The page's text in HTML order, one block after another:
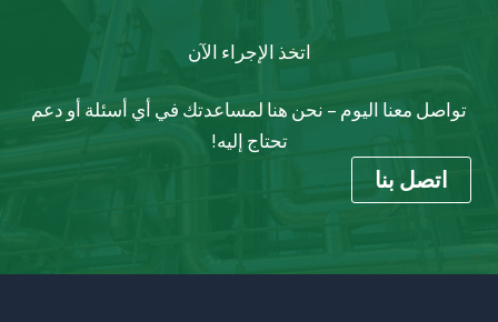
اتخذ الإجراء الآن
تواصل معنا اليوم – نحن هنا لمساعدتك في أي أسئلة أو دعم
تحتاج إليه!
اتصل بنا